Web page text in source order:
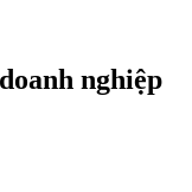
nghiệp